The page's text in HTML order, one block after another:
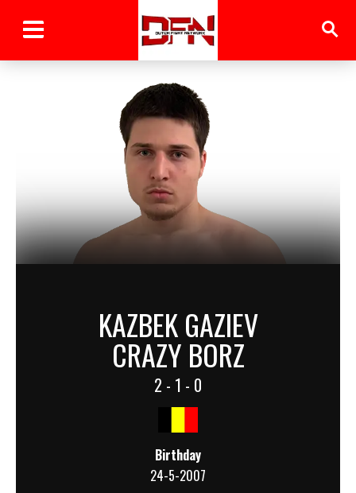
KAZBEK GAZIEV
CRAZY BORZ
2 - 1 - 0
Birthday
24-5-2007